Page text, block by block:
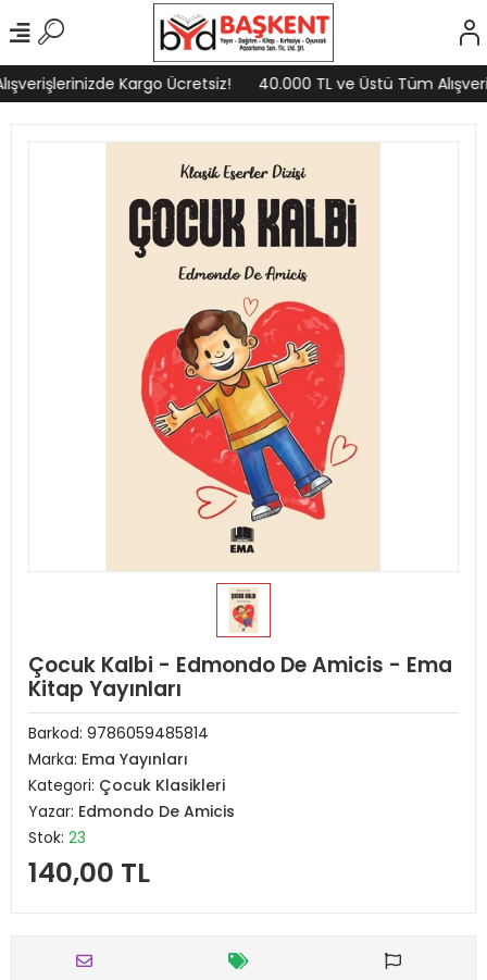
Kargo Ücretsiz! 40.000 TL ve Üstü Tüm
Çocuk Kalbi - Edmondo De Amicis - Ema
Kitap Yayınları
Barkod: 9786059485814
Marka: Ema Yayınları
Kategori: Çocuk Klasikleri
Yazar: Edmondo De Amicis
Stok: 23
140,00 TL